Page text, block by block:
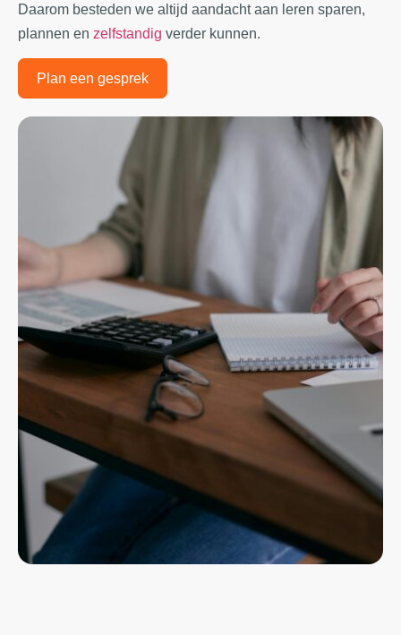
Daarom besteden we altijd aandacht aan leren sparen,
plannen en zelfstandig verder kunnen.
Plan een gesprek